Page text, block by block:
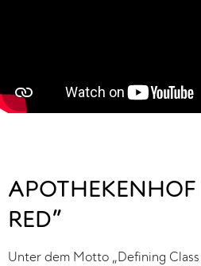
APOTHEKENHOF
RED”
Unter dem Motto „Defining Class